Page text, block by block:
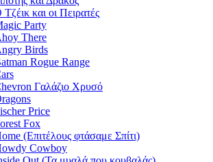
και οι Πειρατές
Party
There
Birds
Rogue Range
Γαλάζιο Χρυσό
Price
Fox
(Επιτέλους φτάσαμε Σπίτι)
Cowboy